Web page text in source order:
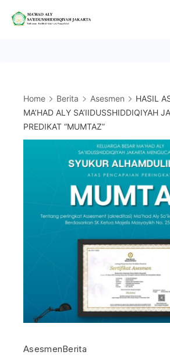
Skip
Home Berita Asesmen
HASIL
MA’HAD ALY SA’IIDUSSHIDDIQIYAH
PREDIKAT “MUMTAZ”
AsesmenBerita